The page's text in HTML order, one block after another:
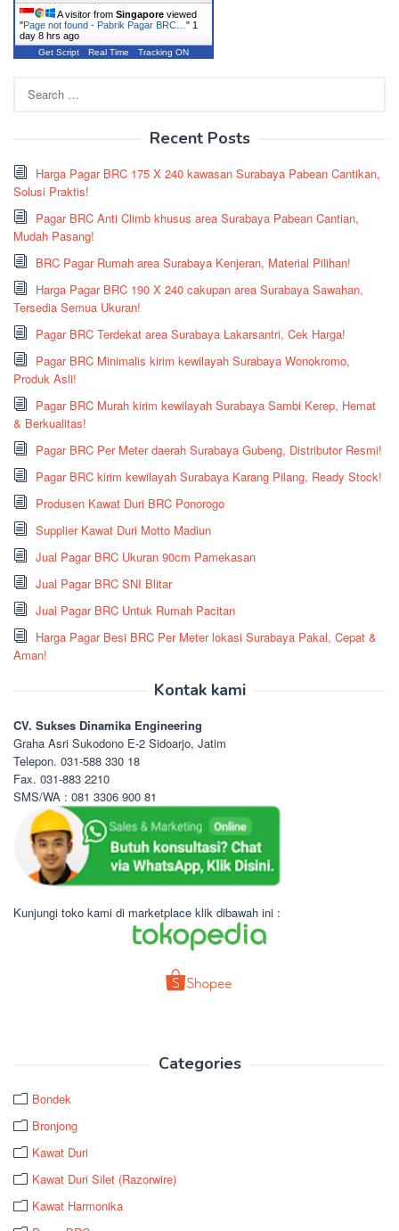
A visitor from Singapore viewed
"Page not found - Pabrik Pagar BRC… " 1
day 8 hrs ago
Get Script Real Time Tracking ON
for:
Recent Posts
Harga Pagar BRC 175 X 240 kawasan Surabaya Pabean Cantikan,
Solusi Praktis!
Pagar BRC Anti Climb khusus area Surabaya Pabean Cantian,
Mudah Pasang!
BRC Pagar Rumah area Surabaya Kenjeran, Material Pilihan!
Harga Pagar BRC 190 X 240 cakupan area Surabaya Sawahan,
Tersedia Semua Ukuran!
Pagar BRC Terdekat area Surabaya Lakarsantri, Cek Harga!
Pagar BRC Minimalis kirim kewilayah Surabaya Wonokromo,
Produk Asli!
Pagar BRC Murah kirim kewilayah Surabaya Sambi Kerep, Hemat
& Berkualitas!
Pagar BRC Per Meter daerah Surabaya Gubeng, Distributor Resmi!
Pagar BRC kirim kewilayah Surabaya Karang Pilang, Ready Stock!
Produsen Kawat Duri BRC Ponorogo
Supplier Kawat Duri Motto Madiun
Jual Pagar BRC Ukuran 90cm Pamekasan
Jual Pagar BRC SNI Blitar
Jual Pagar BRC Untuk Rumah Pacitan
Harga Pagar Besi BRC Per Meter lokasi Surabaya Pakal, Cepat &
Aman!
Kontak kami
CV. Sukses Dinamika Engineering
Graha Asri Sukodono E-2 Sidoarjo, Jatim
Telepon. 031-588 330 18
Fax. 031-883 2210
SMS/WA : 081 3306 900 81
Kunjungi toko kami di marketplace klik dibawah ini :
Categories
Bondek
Bronjong
Kawat Duri
Kawat Duri Silet (Razorwire)
Kawat Harmonika